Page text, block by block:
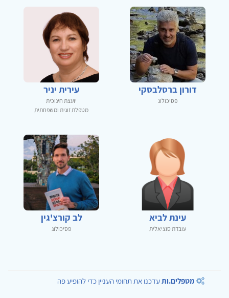
דורון ברסלבסקי
פסיכולוג
עירית יניר
יועצת חינוכית
מטפלת זוגית ומשפחתית
עינת לביא
עובדת סוציאלית
לב קורצ'גין
פסיכולוג
מטפלים.ותעדכנו את תחומי העניין כדי להופיע פה